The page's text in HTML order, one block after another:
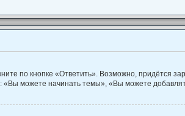
по кнопке «Ответить». Возможно, придётся
можете начинать темы», «Вы можете